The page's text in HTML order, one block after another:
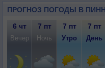
ПРОГНОЗ ПОГОДЫ В
6 чт 7 пт 7 пт 7 пт
Вечер Ночь Утро День